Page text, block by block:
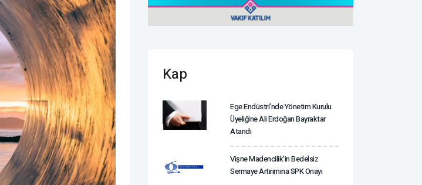
Kap
Ege Endüstri'nde Yönetim Kurulu
Üyeliğine Ali Erdoğan Bayraktar
Atandı
Vişne Madencilik'in Bedelsiz
Sermaye Artırımına SPK Onayı